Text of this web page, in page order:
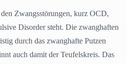
Zwangsstörungen, kurz OCD,
Disorder steht. Die zwanghaften
durch das zwanghafte Putzen
auch damit der Teufelskreis. Das